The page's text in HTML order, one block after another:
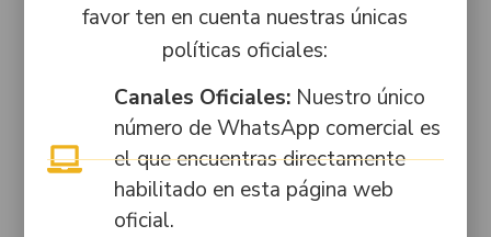
5301 de 1997,
modificada por
resoluciones
4676 de 2006
y 030045 de
2016, emitidas
Administrativo:
+57 302
3155701
PBX:
6012875255
contacto@seashell-crab-
596185.hostingersite.com
de
autorización
de
tratamiento
de datos
Solicitar
PQRSF
favor ten en cuenta nuestras únicas
políticas oficiales:
Canales Oficiales:Nuestro único
número de WhatsApp comercial es
el que encuentras directamente
habilitado en esta página web
oficial.